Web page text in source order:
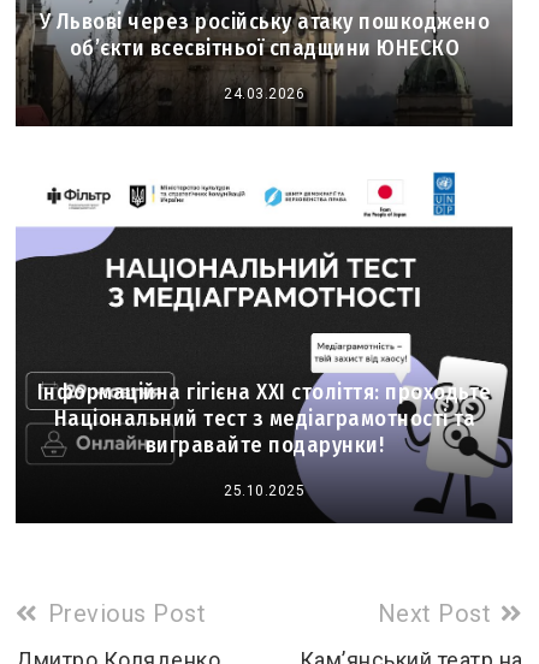
У Львові через російську атаку пошкоджено
об’єкти всесвітньої спадщини ЮНЕСКО
24.03.2026
Інформаційна гігієна XXI століття: проходьте
Національний тест з медіаграмотності та
вигравайте подарунки!
25.10.2025
ReadPrevious Post Next Post